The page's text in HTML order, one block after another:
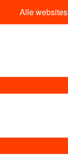
Alle websites